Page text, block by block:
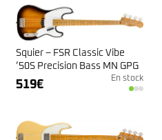
Squier – FSR Classic Vibe
’50S Precision Bass MN GPG
2TS
519€ En stock